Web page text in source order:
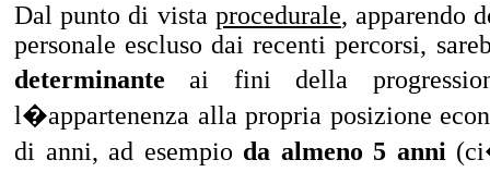
Dal punto di vista procedurale, apparendo
personale escluso dai recenti percorsi,
determinante ai fini della
l�appartenenza alla propria posizione
di anni, ad esempio da almeno 5 anni